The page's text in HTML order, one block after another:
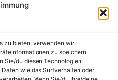
zu bieten, verwenden wir
zu speichern
Sie/du diesen Technologien
wie das Surfverhalten oder